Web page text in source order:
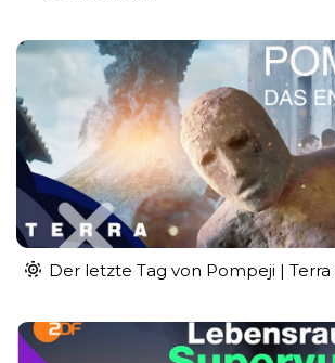
Der letzte Tag von Pompeji | Terra